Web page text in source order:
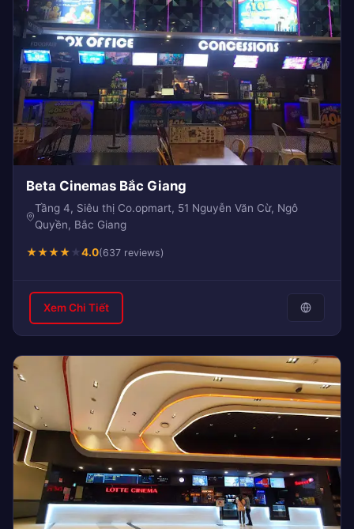
Beta Cinemas Bắc Giang
Tầng 4, Siêu thị Co.opmart, 51 Nguyễn Văn Cừ, Ngô
Quyền, Bắc Giang
★★★★★4.0(637 reviews)
Xem Chi Tiết